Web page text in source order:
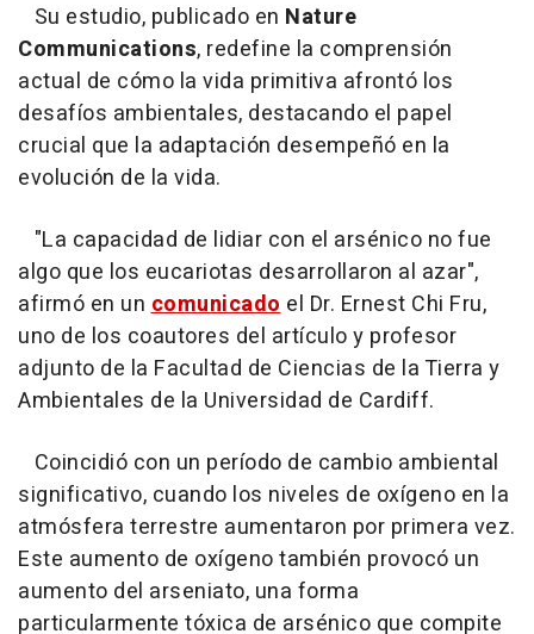
Su estudio, publicado en Nature
Communications, redefine la comprensión
actual de cómo la vida primitiva afrontó los
desafíos ambientales, destacando el papel
crucial que la adaptación desempeñó en la
evolución de la vida.
"La capacidad de lidiar con el arsénico no fue
algo que los eucariotas desarrollaron al azar",
afirmó en uncomunicadoel Dr. Ernest Chi Fru,
uno de los coautores del artículo y profesor
adjunto de la Facultad de Ciencias de la Tierra y
Ambientales de la Universidad de Cardiff.
Coincidió con un período de cambio ambiental
significativo, cuando los niveles de oxígeno en la
atmósfera terrestre aumentaron por primera vez.
Este aumento de oxígeno también provocó un
aumento del arseniato, una forma
particularmente tóxica de arsénico que compite